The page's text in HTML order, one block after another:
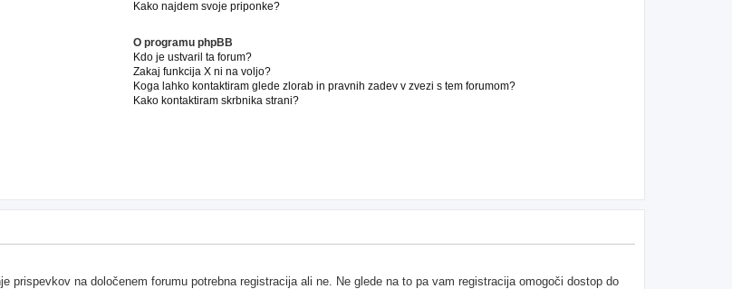
Kako najdem svoje priponke?
O programu phpBB
Kdo je ustvaril ta forum?
Zakaj funkcija X ni na voljo?
Koga lahko kontaktiram glede zlorab in pravnih zadev v zvezi s tem forumom?
Kako kontaktiram skrbnika strani?
prispevkov na določenem forumu potrebna registracija ali ne. Ne glede na to pa vam registracija omogoči dostop do